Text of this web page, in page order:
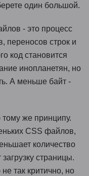
один большой.
- это процесс
переносов строк и
код становится
инопланетян, но
А меньше байт -
же принципу.
CSS файлов,
количество
страницы.
так критично, но